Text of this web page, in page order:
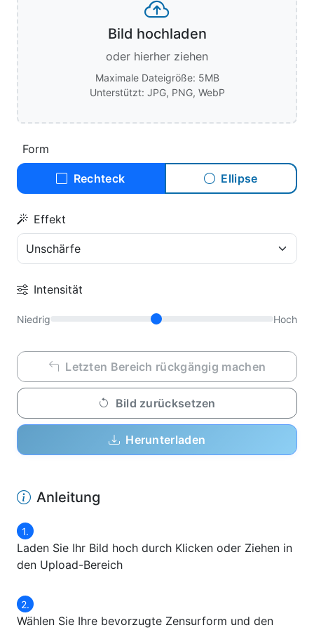
Bild hochladen
oder hierher ziehen
Maximale Dateigröße: 5MB
Unterstützt: JPG, PNG, WebP
Form
Rechteck Ellipse
Effekt
Intensität
Niedrig Hoch
Letzten Bereich rückgängig machen
Bild zurücksetzen
Herunterladen
Anleitung
Laden Sie Ihr Bild hoch durch Klicken oder Ziehen in
den Upload-Bereich
Wählen Sie Ihre bevorzugte Zensurform und den